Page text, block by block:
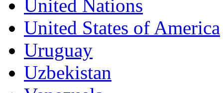
United Nations
United States of America
Uruguay
Uzbekistan